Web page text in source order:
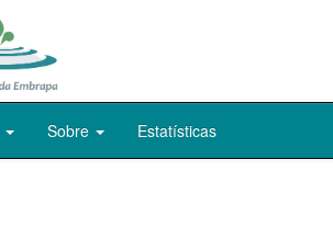
Sobre Estatísticas